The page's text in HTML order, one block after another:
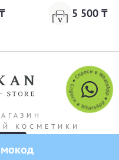
5 500 ₸
КОСМЕТИКИ